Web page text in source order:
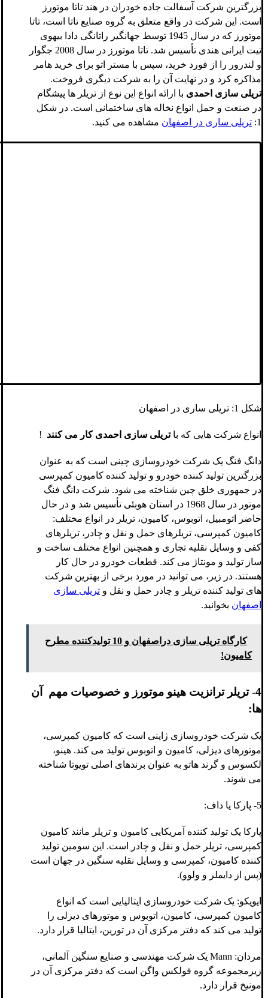
بزرگترین شرکت آسفالت جاده خودران در هند تاتا موتورز
است. این شرکت در واقع متعلق به گروه صنایع تاتا است، تاتا
موتورز که در سال 1945 توسط جهانگیر راتانگی دادا بیهوی
تیت ایرانی هندی تأسیس شد. تاتا موتورز در سال 2008 جگوار
و لندرور را از فورد خرید، سپس با مستر اتو برای خرید هامر
مذاکره کرد و در نهایت آن را به شرکت دیگری فروخت.
تریلی سازی احمدی با ارائه انواع این نوع از تریلر ها پیشگام
در صنعت و حمل انواع نخاله های ساختمانی است. در شکل
1: تریلی ساری در اصفهان مشاهده می کنید.
شکل 1: تریلی ساری در اصفهان
انواع شرکت هایی که باتریلی سازی احمدی کار می کنند !
دانگ فنگ یک شرکت خودروسازی چینی است که به عنوان
بزرگترین تولید کننده خودرو و تولید کننده کامیون کمپرسی
در جمهوری خلق چین شناخته می شود. شرکت دانگ فنگ
موتور در سال 1968 در استان هوبئی تأسیس شد و در حال
حاضر اتومبیل، اتوبوس، کامیون، تریلر در انواع مختلف:
کامیون کمپرسی، تریلرهای حمل و نقل و چادر، تریلرهای
کفی و وسایل نقلیه تجاری و همچنین انواع مختلف ساخت و
ساز تولید و مونتاژ می کند. قطعات خودرو در حال کار
هستند. در زیر، می توانید در مورد برخی از بهترین شرکت
های تولید کننده تریلر و چادر حمل و نقل و تریلی سازی
اصفهان بخوانید.
کارگاه تریلی سازی دراصفهان و 10 تولیدکننده مطرح
کامیون!
4- تریلر ترانزیت هینو موتورز و خصوصیات مهم آن
ها:
یک شرکت خودروسازی ژاپنی است که کامیون کمپرسی،
موتورهای دیزلی، کامیون و اتوبوس تولید می کند. هینو،
لکسوس و گرند هاتو به عنوان برندهای اصلی تویوتا شناخته
می شوند.
5- پارکا یا داف:
پارکا یک تولید کننده آمریکایی کامیون و تریلر مانند کامیون
کمپرسی، تریلر حمل و نقل و چادر است. این سومین تولید
کننده کامیون، کمپرسی و وسایل نقلیه سنگین در جهان است
(پس از دایملر و ولوو).
ایویکو: یک شرکت خودروسازی ایتالیایی است که انواع
کامیون کمپرسی، کامیون، اتوبوس و موتورهای دیزلی را
تولید می کند که دفتر مرکزی آن در تورین، ایتالیا قرار دارد.
مردان: Mann یک شرکت مهندسی و صنایع سنگین آلمانی،
زیرمجموعه گروه فولکس واگن است که دفتر مرکزی آن در
مونیخ قرار دارد.